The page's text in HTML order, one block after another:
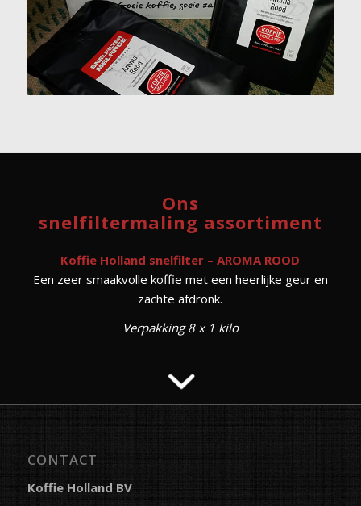
Ons
snelfiltermaling assortiment
Koffie Holland snelfilter – AROMA ROOD
Een zeer smaakvolle koffie met een heerlijke geur en
zachte afdronk.
Verpakking 8 x 1 kilo
CONTACT
Koffie Holland BV